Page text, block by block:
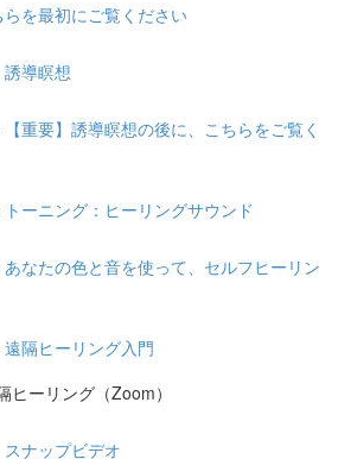
らを最初にご覧ください
導瞑想
重要】誘導瞑想の後に、こちらをご覧く
ーニング：ヒーリングサウンド
あなたの色と音を使って、セルフヒーリン
隔ヒーリング入門
ヒーリング（Zoom）
スナップビデオ